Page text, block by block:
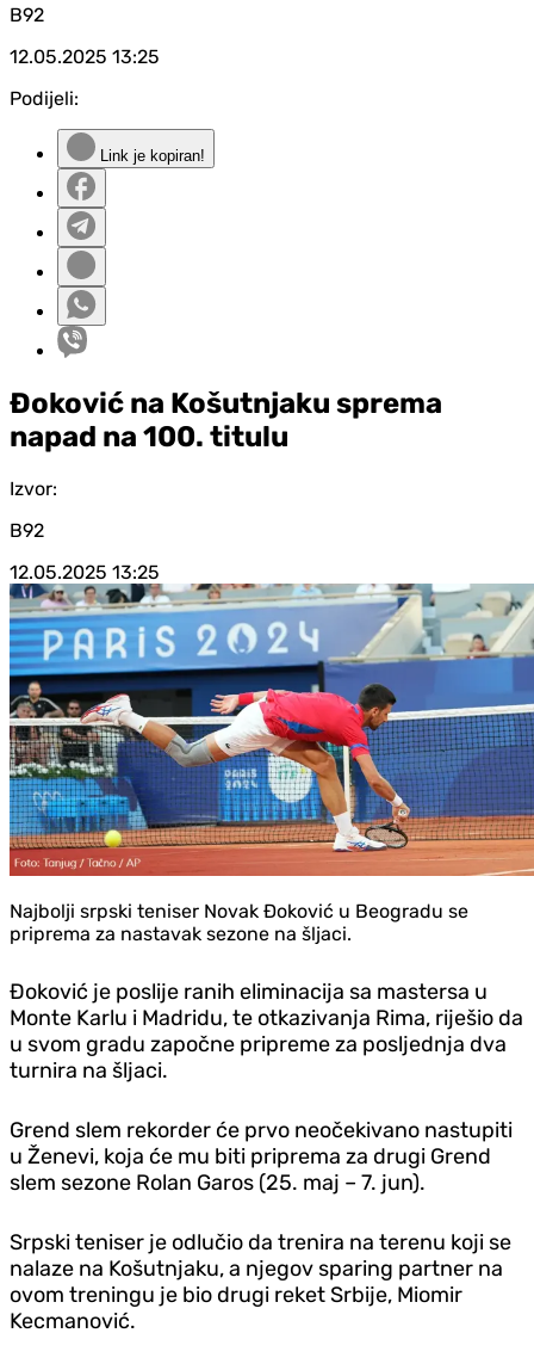
B92
12.05.2025 13:25
Podijeli:
Link je kopiran!
Đoković na Košutnjaku sprema
napad na 100. titulu
Izvor:
B92
12.05.2025 13:25
Najbolji srpski teniser Novak Đoković u Beogradu se
priprema za nastavak sezone na šljaci.
Đoković je poslije ranih eliminacija sa mastersa u
Monte Karlu i Madridu, te otkazivanja Rima, riješio da
u svom gradu započne pripreme za posljednja dva
turnira na šljaci.
Grend slem rekorder će prvo neočekivano nastupiti
u Ženevi, koja će mu biti priprema za drugi Grend
slem sezone Rolan Garos (25. maj – 7. jun).
Srpski teniser je odlučio da trenira na terenu koji se
nalaze na Košutnjaku, a njegov sparing partner na
ovom treningu je bio drugi reket Srbije, Miomir
Kecmanović.